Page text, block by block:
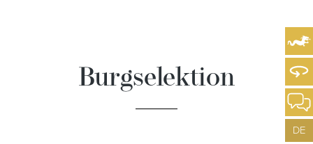
DE
Burgselektion